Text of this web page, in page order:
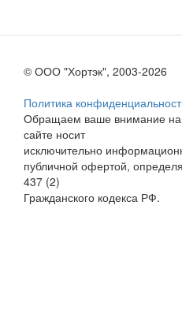
© ООО "Хортэк", 2003-2026
Политика
Обращаем ваше внимание
сайте носит
исключительно
публичной офертой,
437 (2)
Гражданского кодекса РФ.